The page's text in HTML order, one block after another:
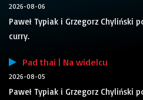
2026-08-06
Paweł Typiak i Grzegorz Chyliński
curry.
Pad thai | Na widelcu
2026-08-05
Paweł Typiak i Grzegorz Chyliński